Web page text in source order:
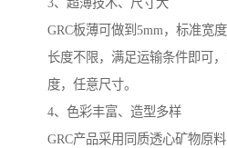
3、超薄技术、尺寸大
GRC板薄可做到5mm，标准宽度
长度不限，满足运输条件即可
度，任意尺寸。
4、色彩丰富、造型多样
GRC产品采用同质透心矿物原